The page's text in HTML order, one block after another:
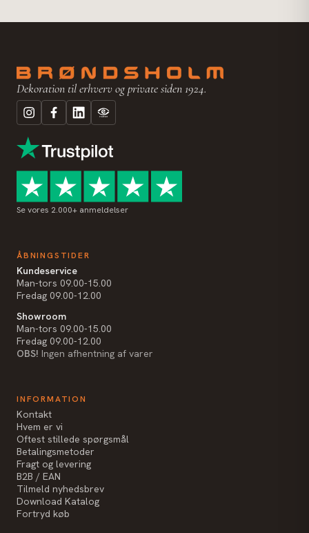
Dekoration til erhverv og private siden 1924.
Se vores 2.000+ anmeldelser
ÅBNINGSTIDER
Kundeservice
Man-tors 09.00-15.00
Fredag 09.00-12.00
Showroom
Man-tors 09.00-15.00
Fredag 09.00-12.00
OBS! Ingen afhentning af varer
INFORMATION
Kontakt
Hvem er vi
Oftest stillede spørgsmål
Betalingsmetoder
Fragt og levering
B2B / EAN
Tilmeld nyhedsbrev
Download Katalog
Fortryd køb